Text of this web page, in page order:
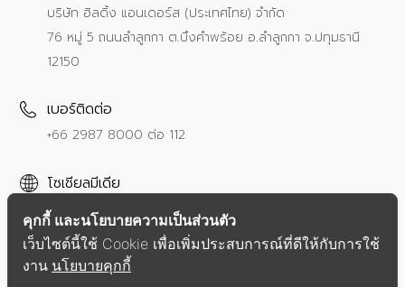
บริษัท ฮิลดิ้ง แอนเดอร์ส (ประเทศไทย) จำกัด
76 หมู่ 5 ถนนลำลูกกา ต.บึงคำพร้อย อ.ลำลูกกา จ.ปทุมธานี
12150
เบอร์ติดต่อ
+66 2987 8000 ต่อ 112
โซเชียลมีเดีย
นโยบายความเป็นส่วนตัว
คุกกี้ และนโยบายความเป็นส่วนตัว
เว็บไซต์นี้ใช้ Cookie เพื่อเพิ่มประสบการณ์ที่ดีให้กับการใช้
งาน นโยบายคุกกี้